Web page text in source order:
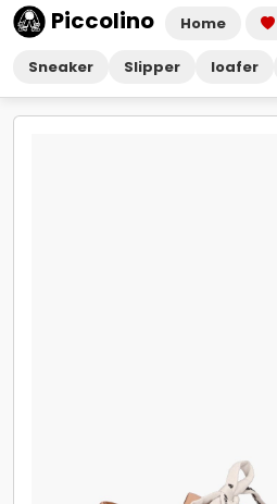
Piccolino Home
Sneaker Slipper loafer